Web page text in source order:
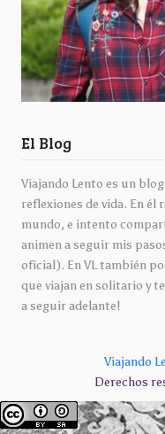
El Blog
Viajando Lento es un
reflexiones de vida. En él
mundo, e intento
animen a seguir mis
oficial). En VL también
que viajan en solitario y
a seguir adelante!
Viajando
Derechos